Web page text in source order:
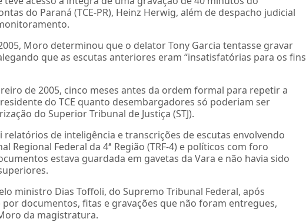
do Paraná (TCE-PR), Heinz Herwig, além de despacho judicial
Moro determinou que o delator Tony Garcia tentasse gravar
que as escutas anteriores eram “insatisfatórias para os fins
de 2005, cinco meses antes da ordem formal para repetir a
do TCE quanto desembargadores só poderiam ser
do Superior Tribunal de Justiça (STJ).
de inteligência e transcrições de escutas envolvendo
Regional Federal da 4ª Região (TRF-4) e políticos com foro
estava guardada em gavetas da Vara e não havia sido
ministro Dias Toffoli, do Supremo Tribunal Federal, após
documentos, fitas e gravações que não foram entregues,
da magistratura.